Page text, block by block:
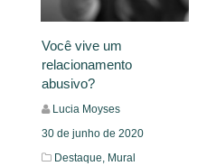
Você vive um
relacionamento
abusivo?
Lucia Moyses
30 de junho de 2020
Destaque, Mural